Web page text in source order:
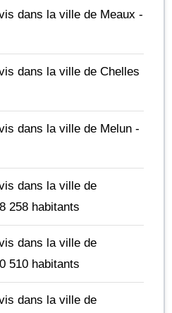
dans la ville de Meaux -
dans la ville de Chelles
dans la ville de Melun -
dans la ville de
258 habitants
dans la ville de
510 habitants
dans la ville de